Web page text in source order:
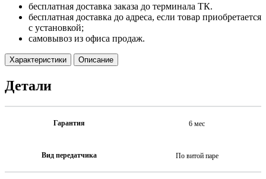
бесплатная доставка заказа до терминала ТК.
бесплатная доставка до адреса, если товар приобретается
с установкой;
самовывоз из офиса продаж.
Характеристики Описание
Детали
Гарантия 6 мес
Вид передатчика По витой паре